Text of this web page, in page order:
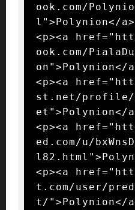
ook.com/
l">Polynion</
<p><a
ook.com/
on">Polynion</
<p><a
st.net/profile/
et">Polynion</
<p><a
ed.com/u/
<p><a
t.com/user/
t/">Polynion</